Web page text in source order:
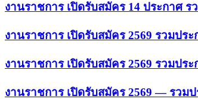
งานราชการ เปิดรับสมัคร 14 ประกาศ ร
งานราชการ เปิดรับสมัคร 2569 รวมปร
งานราชการ เปิดรับสมัคร 2569 รวมปร
งานราชการ เปิดรับสมัคร 2569 — รวม